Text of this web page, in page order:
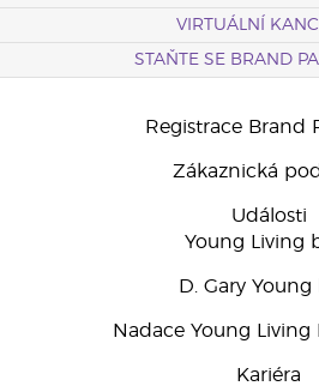
VIRTUÁLNÍ
STAŇTE SE BRAND
Registrace Brand
Zákaznická
Události
Young Living
D. Gary Young
Nadace Young
Kariéra